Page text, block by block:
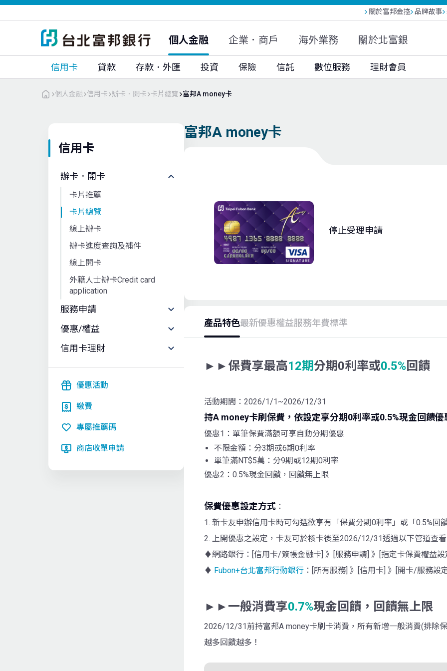
富邦現代人壽
富邦證券
富邦證券(香港) 富邦投信 富邦基金(香港)
富邦期貨
富邦投顧 富邦科技保代
關於富邦金控 品牌故事
個人金融 企業．商戶 海外業務 關於北富銀
信用卡 貸款 存款．外匯 投資 保險 信託 數位服務 理財會員
個人金融 信用卡 辦卡．開卡 卡片總覽 富邦A money卡
信用卡
辦卡．開卡
卡片推薦
卡片總覽
線上辦卡
辦卡進度查詢及補件
線上開卡
外籍人士辦卡Credit card
application
服務申請
優惠/權益
信用卡理財
優惠活動
繳費
專屬推薦碼
商店收單申請
富邦A money卡
停止受理申請
產品特色最新優惠權益服務年費標準
►►保費享最高12期分期0利率或0.5%回饋
活動期間：2026/1/1~2026/12/31
持A money卡刷保費，依設定享分期0利率或0.5%現金回饋優
優惠1：單筆保費滿額可享自動分期優惠
不限金額：分3期或6期0利率
單筆滿NT$5萬：分9期或12期0利率
優惠2：0.5%現金回饋，回饋無上限
保費優惠設定方式 ：
1. 新卡友申辦信用卡時可勾選欲享有「保費分期0利率」或「0.5%回
2. 上開優惠之設定，卡友可於核卡後至2026/12/31透過以下管道查看
♦網路銀行：[信用卡/簽帳金融卡] 》[服務申請] 》[指定卡保費權益設
♦ Fubon+台北富邦行動銀行 ：[所有服務] 》[信用卡] 》[開卡/服務設
►►一般消費享0.7%現金回饋，回饋無上限
2026/12/31前持富邦A money卡刷卡消費，所有新增一般消費(排除
越多回饋越多！